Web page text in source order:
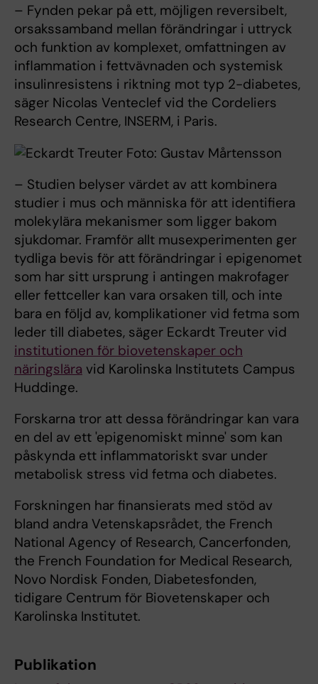
– Fynden pekar på ett, möjligen reversibelt,
orsakssamband mellan förändringar i uttryck
och funktion av komplexet, omfattningen av
inflammation i fettvävnaden och systemisk
insulinresistens i riktning mot typ 2-diabetes,
säger Nicolas Venteclef vid the Cordeliers
Research Centre, INSERM, i Paris.
– Studien belyser värdet av att kombinera
studier i mus och människa för att identifiera
molekylära mekanismer som ligger bakom
sjukdomar. Framför allt musexperimenten ger
tydliga bevis för att förändringar i epigenomet
som har sitt ursprung i antingen makrofager
eller fettceller kan vara orsaken till, och inte
bara en följd av, komplikationer vid fetma som
leder till diabetes, säger Eckardt Treuter vid
institutionen för biovetenskaper och
näringslära vid Karolinska Institutets Campus
Huddinge.
Forskarna tror att dessa förändringar kan vara
en del av ett 'epigenomiskt minne' som kan
påskynda ett inflammatoriskt svar under
metabolisk stress vid fetma och diabetes.
Forskningen har finansierats med stöd av
bland andra Vetenskapsrådet, the French
National Agency of Research, Cancerfonden,
the French Foundation for Medical Research,
Novo Nordisk Fonden, Diabetesfonden,
tidigare Centrum för Biovetenskaper och
Karolinska Institutet.
Publikation